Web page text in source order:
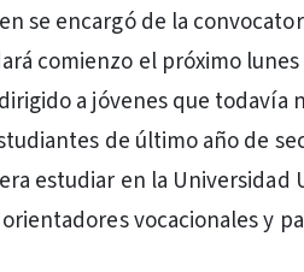
se encargó de la
comienzo el próximo
a jóvenes que todavía
de último año de
estudiar en la Universidad
vocacionales y